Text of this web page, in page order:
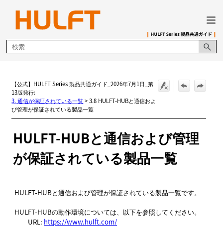
メイン コンテンツにスキップ
【公式】HULFT Series 製品共通ガイド_2026年7月1日_第
13版発行:
3. 通信が保証されている一覧>3.8 HULFT-HUBと通信およ
び管理が保証されている製品一覧
HULFT-HUBと通信および管理
が保証されている製品一覧
HULFT-HUBと通信および管理が保証されている製品一覧です。
HULFT-HUBの動作環境については、以下を参照してください。
URL: https://www.hulft.com/